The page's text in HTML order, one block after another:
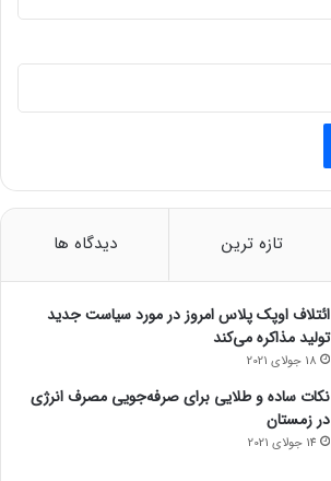
تازه ترین دیدگاه ها
ائتلاف اوپک پلاس امروز در مورد سیاست جدید
تولید مذاکره می‌کند
18 جولای 2021
نکات ساده و طلایی برای صرفه‌جویی مصرف انرژی
در زمستان
14 جولای 2021